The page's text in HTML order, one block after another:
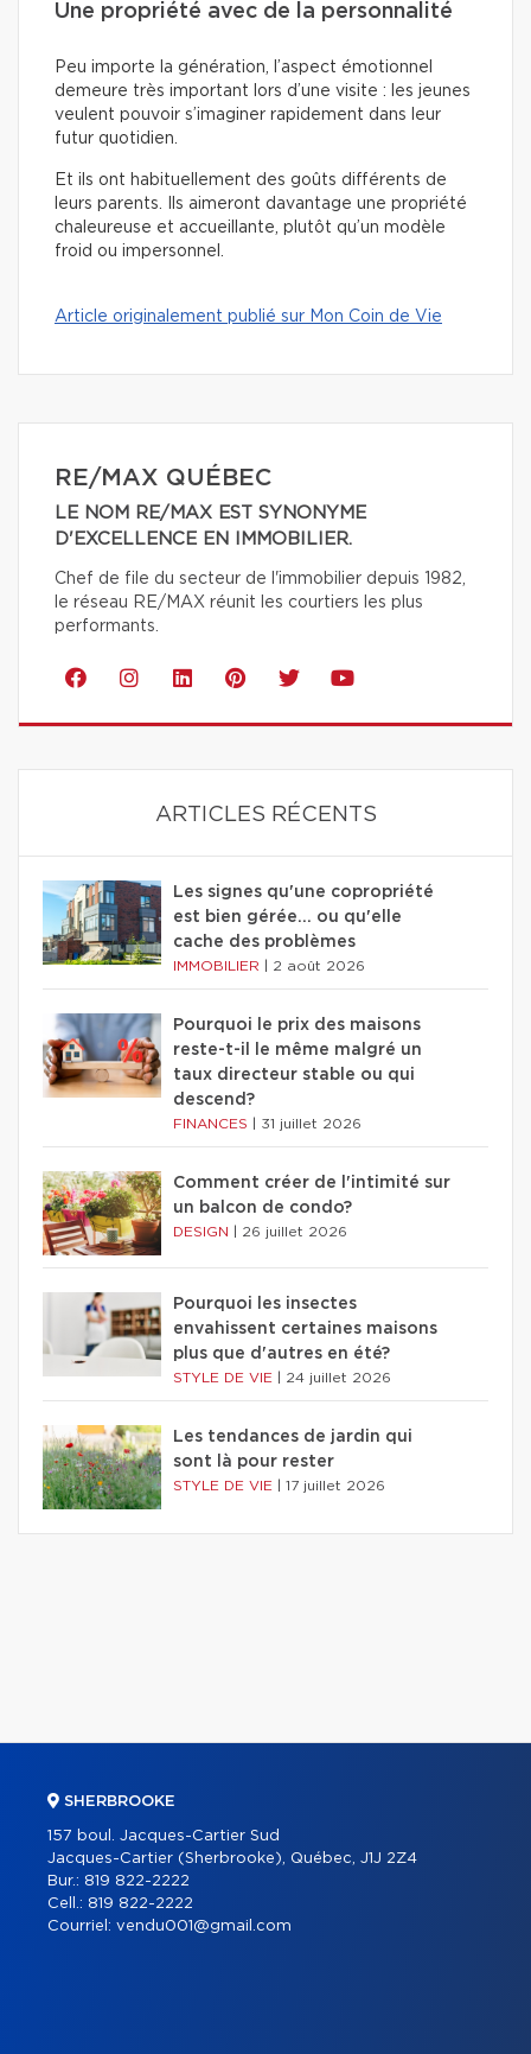
Une propriété avec de la personnalité
Peu importe la génération, l’aspect émotionnel
demeure très important lors d’une visite : les jeunes
veulent pouvoir s’imaginer rapidement dans leur
futur quotidien.
Et ils ont habituellement des goûts différents de
leurs parents. Ils aimeront davantage une propriété
chaleureuse et accueillante, plutôt qu’un modèle
froid ou impersonnel.
Article originalement publié sur Mon Coin de Vie
RE/MAX QUÉBEC
LE NOM RE/MAX EST SYNONYME
D'EXCELLENCE EN IMMOBILIER.
Chef de file du secteur de l'immobilier depuis 1982,
le réseau RE/MAX réunit les courtiers les plus
performants.
ARTICLES RÉCENTS
Les signes qu'une copropriété
est bien gérée… ou qu'elle
cache des problèmes
IMMOBILIER 2 août 2026
Pourquoi le prix des maisons
reste-t-il le même malgré un
taux directeur stable ou qui
descend?
FINANCES 31 juillet 2026
Comment créer de l'intimité sur
un balcon de condo?
DESIGN 26 juillet 2026
Pourquoi les insectes
envahissent certaines maisons
plus que d'autres en été?
STYLE DE VIE 24 juillet 2026
Les tendances de jardin qui
sont là pour rester
STYLE DE VIE 17 juillet 2026
SHERBROOKE
157 boul. Jacques-Cartier Sud
Jacques-Cartier (Sherbrooke), Québec, J1J 2Z4
Bur.: 819 822-2222
Cell.: 819 822-2222
Courriel: vendu001@gmail.com